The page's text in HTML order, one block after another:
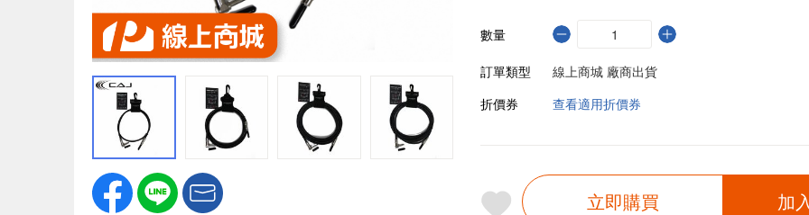
數量
訂單類型
線上商城 廠商出貨
折價券
查看適用折價券
立即購買 加